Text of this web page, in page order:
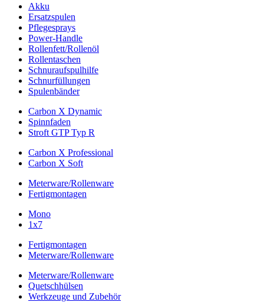
Akku
Ersatzspulen
Pflegesprays
Power-Handle
Rollenfett/Rollenöl
Rollentaschen
Schnuraufspulhilfe
Schnurfüllungen
Spulenbänder
Carbon X Dynamic
Spinnfaden
Stroft GTP Typ R
Carbon X Professional
Carbon X Soft
Meterware/Rollenware
Fertigmontagen
Mono
1x7
Fertigmontagen
Meterware/Rollenware
Meterware/Rollenware
Quetschhülsen
Werkzeuge und Zubehör